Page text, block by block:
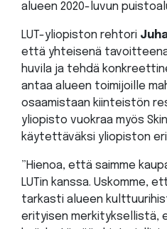
alueen 2020-luvun
LUT-yliopiston rehtori
että yhteisenä
huvila ja tehdä
antaa alueen toimijoille
osaamistaan kiinteistön
yliopisto vuokraa myös
käytettäväksi yliopiston
”Hienoa, että saimme
LUTin kanssa. Uskomme,
tarkasti alueen
erityisen merkityksellistä,